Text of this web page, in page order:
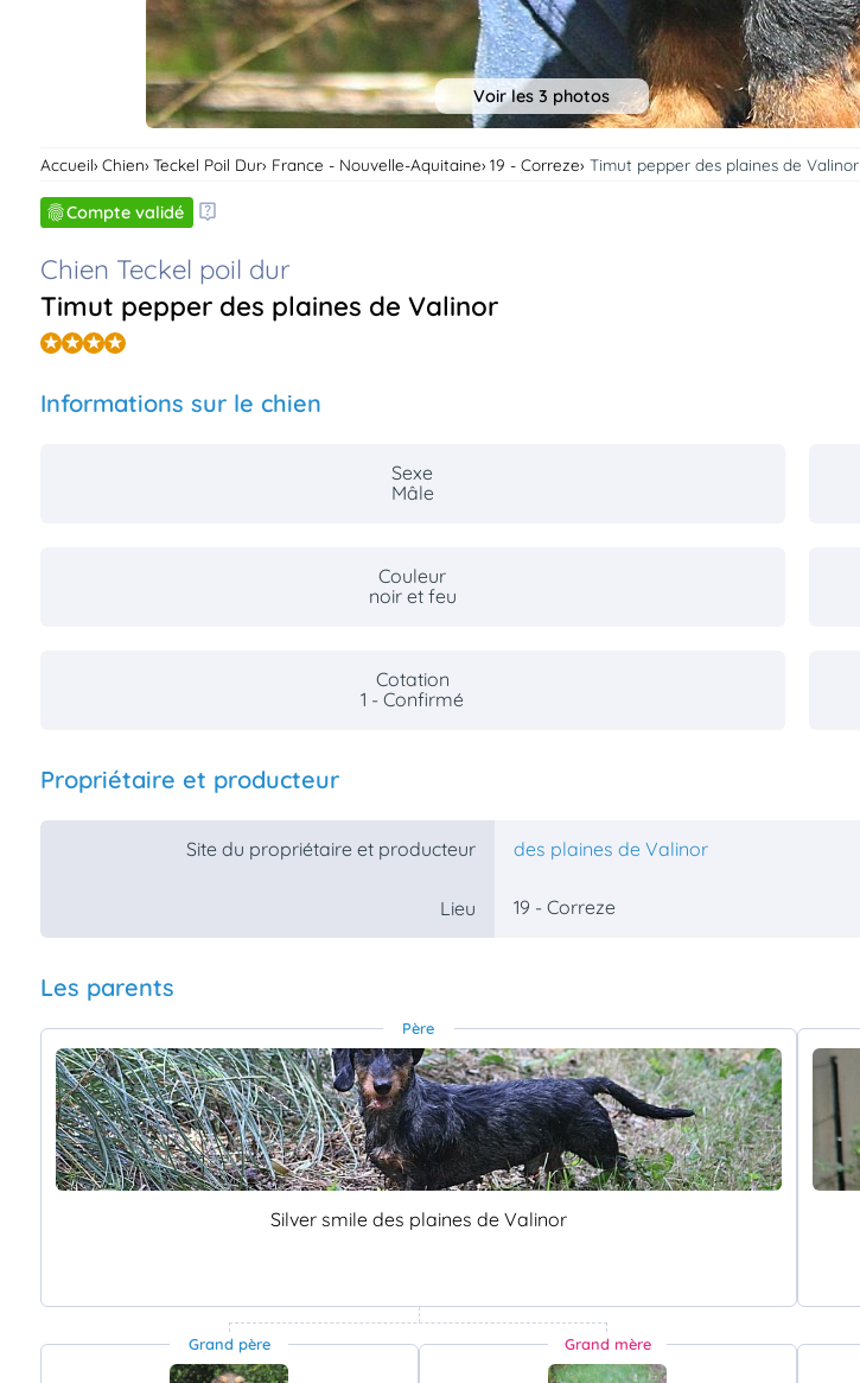
Voir les 3 photos
Accueil Chien Teckel Poil Dur France - Nouvelle-Aquitaine 19 - Correze Timut pepper des plaines de Valinor
Compte validé
Chien Teckel poil dur
Timut pepper des plaines de Valinor
Informations sur le chien
Sexe
Mâle
Couleur
noir et feu
Cotation
1 - Confirmé
Propriétaire et producteur
Site du propriétaire et producteur des plaines de Valinor
Lieu 19 - Correze
Les parents
Père
Silver smile des plaines de Valinor
Grand père Grand mère